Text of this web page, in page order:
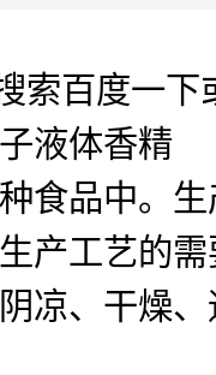
索百度一
液体香精
食品中。
产工艺的
凉、干燥